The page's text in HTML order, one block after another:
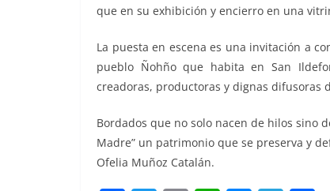
que en su exhibición y encierro en una
La puesta en escena es una invitación a
pueblo Ñohño que habita en San
creadoras, productoras y dignas difusoras
Bordados que no solo nacen de hilos sino
Madre” un patrimonio que se preserva y
Ofelia Muñoz Catalán.